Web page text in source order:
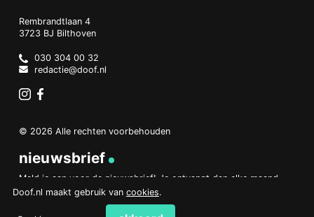
Doof.nl
work
Rembrandtlaan 4
3723 BJ Bilthoven
Netherlands
030 304 00 32
redactie@doof.nl
© 2026 Alle rechten voorbehouden
nieuwsbrief
Meld je aan voor de nieuwsbrief! Je ontvangt dan elke maand
een overzicht van het belangrijkste nieuws.
aanmelden
Doof.nl maakt gebruik van cookies.